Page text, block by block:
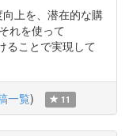
上を、潜在的な購
れを使って
ることで実現して
一覧) 11